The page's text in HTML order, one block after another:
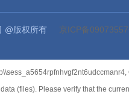
@版权所有
京ICP备
(files). Please verify that the